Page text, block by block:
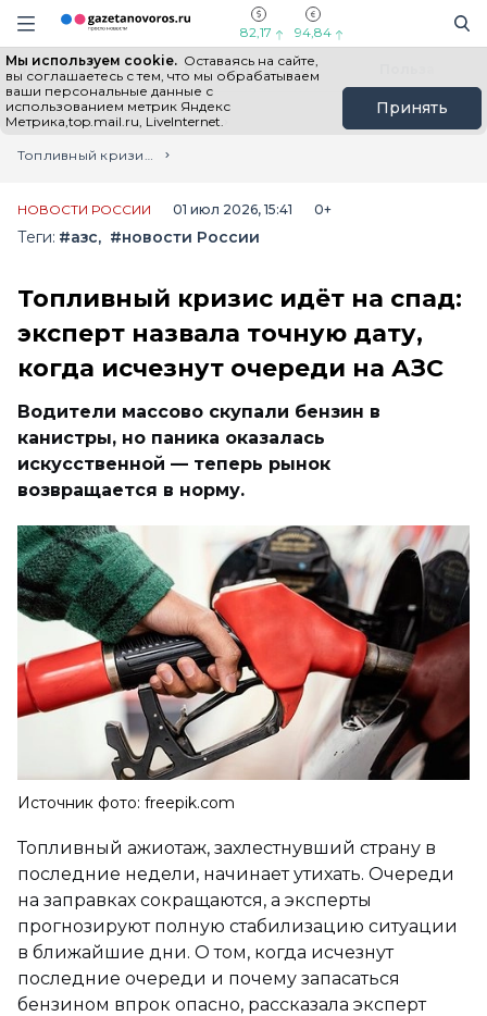
Информационный портал "ГазетаНоворос.ру"
Навигация сайта
82,17 94,84
Мы используем cookie. Оставаясь на сайте,
вы соглашаетесь с тем, что мы обрабатываем
ваши персональные данные с
использованием метрик Яндекс
Метрика,top.mail.ru, LiveInternet.
Принять
Все новости Новости России
Главная
Лента новостей
Топливный кризис идёт на спад: эксперт назвала точную дату, когда исчезнут очереди на АЗС
НОВОСТИ РОССИИ 01 июл 2026, 15:41 0+
Теги: #азс #новости России
Топливный кризис идёт на спад:
эксперт назвала точную дату,
когда исчезнут очереди на АЗС
Водители массово скупали бензин в
канистры, но паника оказалась
искусственной — теперь рынок
возвращается в норму.
Источник фото: freepik.com
Топливный ажиотаж, захлестнувший страну в
последние недели, начинает утихать. Очереди
на заправках сокращаются, а эксперты
прогнозируют полную стабилизацию ситуации
в ближайшие дни. О том, когда исчезнут
последние очереди и почему запасаться
бензином впрок опасно, рассказала эксперт